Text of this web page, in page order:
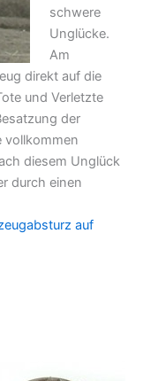
schwere
Unglücke.
Am
direkt auf die
und Verletzte
der
vollkommen
diesem Unglück
durch einen
auf